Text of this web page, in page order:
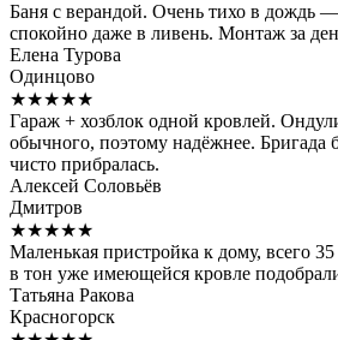
Баня с верандой. Очень тихо в дождь
спокойно даже в ливень. Монтаж за
Елена Турова
Одинцово
★★★★★
Гараж + хозблок одной кровлей.
обычного, поэтому надёжнее. Бригада
чисто прибралась.
Алексей Соловьёв
Дмитров
★★★★★
Маленькая пристройка к дому, всего
в тон уже имеющейся кровле
Татьяна Ракова
Красногорск